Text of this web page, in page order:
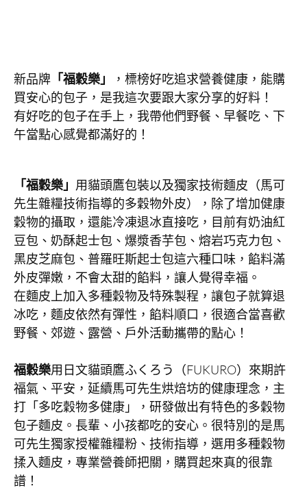
新品牌 「福穀樂」
，標榜好吃追求營養健康，能購
買安心的包子，是我這次要跟大家分享的好料！
有好吃的包子在手上，我帶他們野餐、早餐吃、下
午當點心感覺都滿好的！
「福穀樂」 用貓頭鷹包裝以及獨家技術麵皮（馬可
先生雜糧技術指導的多穀物外皮），除了增加健康
穀物的攝取，還能冷凍退冰直接吃，目前有奶油紅
豆包、奶酥起士包、爆漿香芋包、熔岩巧克力包、
黑皮芝麻包、普羅旺斯起士包這六種口味，餡料滿
外皮彈嫩，不會太甜的餡料，讓人覺得幸福。
在麵皮上加入多種穀物及特殊製程，讓包子就算退
冰吃，麵皮依然有彈性，餡料順口，很適合當喜歡
野餐、郊遊、露營、戶外活動攜帶的點心！
福穀樂用日文貓頭鷹ふくろう（FUKURO）來期許
福氣、平安，延續馬可先生烘焙坊的健康理念，主
打「多吃穀物多健康」，研發做出有特色的多穀物
包子麵皮。長輩、小孩都吃的安心。很特別的是馬
可先生獨家授權雜糧粉、技術指導，選用多種穀物
揉入麵皮，專業營養師把關，購買起來真的很靠
譜！